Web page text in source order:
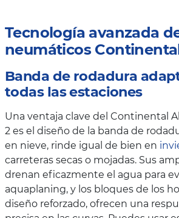
Tecnología avanzada
neumáticos
Banda de rodadura
todas las estaciones
Una ventaja clave del Continental
2 es el diseño de la banda de
en nieve, rinde igual de bien en
carreteras secas o mojadas. Sus
drenan eficazmente el agua para
aquaplaning, y los bloques de los
diseño reforzado, ofrecen una